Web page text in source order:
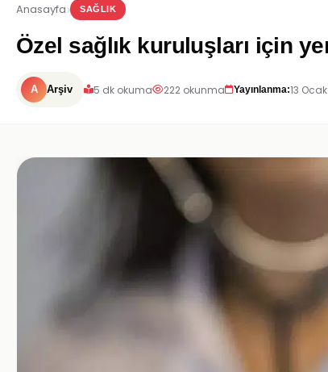
Anasayfa SAĞLIK
Özel sağlık kuruluşları için
A Arşiv 5 dk okuma 222 okunma Yayınlanma:13